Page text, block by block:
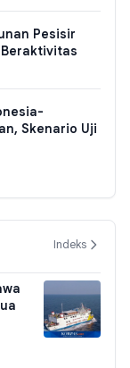
Pesisir
Beraktivitas
Skenario Uji
Indeks